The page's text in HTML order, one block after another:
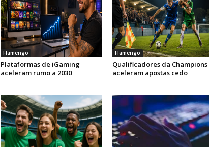
Flamengo
Plataformas de iGaming
aceleram rumo a 2030
Flamengo
Qualificadores da Champions
aceleram apostas cedo